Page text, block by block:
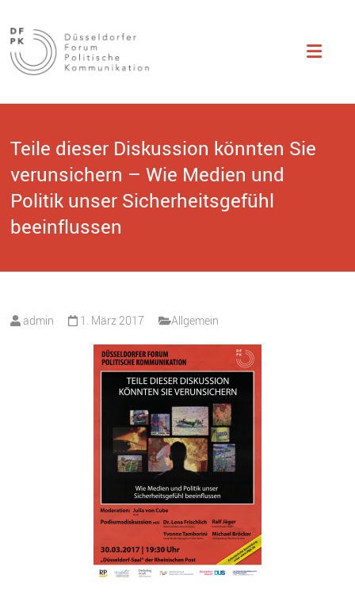
Düsseldorfer
Forum
Politische
Kommunikation
Studentisch
organisierte
Fachtagung zu
Themen der
Kommunikation.
Teile dieser Diskussion könnten Sie
verunsichern – Wie Medien und
Politik unser Sicherheitsgefühl
beeinflussen
admin 1. März 2017 Allgemein